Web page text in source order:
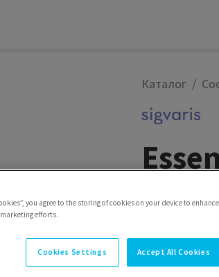
Каталог
Удобные.
you agree to the storing of cookies on your device to
efforts.
Cookies Settings Accept All Cookies